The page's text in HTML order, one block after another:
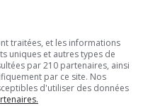
0
2000
Sept Oct Nov Déc
traitées, et les informations
uniques et autres types de
par 210 partenaires, ainsi
par ce site. Nos
d'utiliser des données